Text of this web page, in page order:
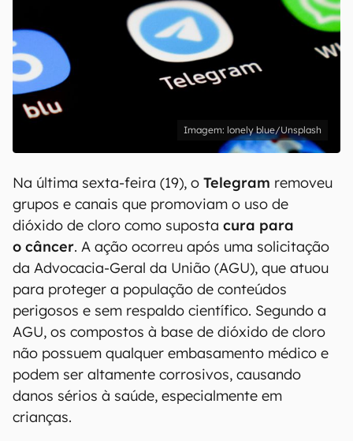
lonely blue/Unsplash
Na última sexta-feira (19), o Telegram removeu
grupos e canais que promoviam o uso de
dióxido de cloro como suposta cura para
o câncer. A ação ocorreu após uma solicitação
da Advocacia-Geral da União (AGU), que atuou
para proteger a população de conteúdos
perigosos e sem respaldo científico. Segundo a
AGU, os compostos à base de dióxido de cloro
não possuem qualquer embasamento médico e
podem ser altamente corrosivos, causando
danos sérios à saúde, especialmente em
crianças.